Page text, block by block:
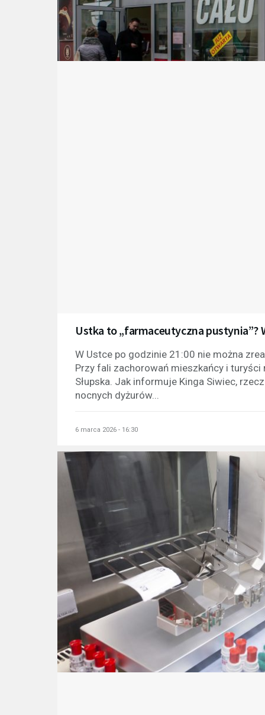
Ustka to „farmaceutyczna pustynia”?
W Ustce po godzinie 21:00 nie można
Przy fali zachorowań mieszkańcy i
Słupska. Jak informuje Kinga Siwiec,
nocnych dyżurów...
6 marca 2026 - 16:30